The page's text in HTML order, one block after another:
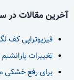
آخرین مقالات در
فیزیوتراپی کف
تغییرات
برای رفع خشکی